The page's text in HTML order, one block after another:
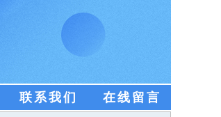
联系我们 在线留言